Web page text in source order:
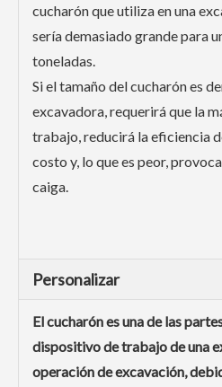
cucharón que utiliza en una
sería demasiado grande para
toneladas.
Si el tamaño del cucharón es
excavadora, requerirá que la
trabajo, reducirá la eficiencia
costo y, lo que es peor,
caiga.
Personalizar
El cucharón es una de las
dispositivo de trabajo de una
operación de excavación,